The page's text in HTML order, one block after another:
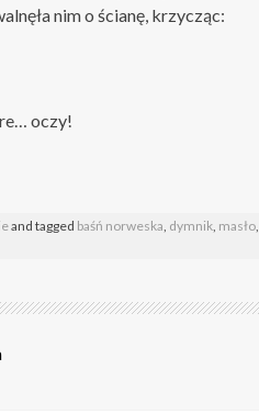
nim o ścianę, krzycząc:
oczy!
and tagged baśń norweska, dymnik, masło,